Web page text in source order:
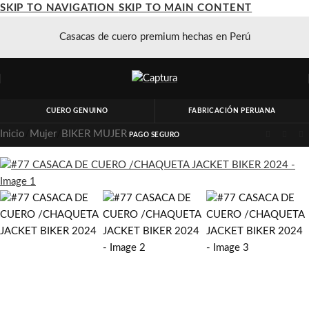
SKIP TO NAVIGATION SKIP TO MAIN CONTENT
Casacas de cuero premium hechas en Perú
CUERO GENUINO FABRICACIÓN PERUANA
PAGO SEGURO
Inicio Mujer/ BIKER MUJER